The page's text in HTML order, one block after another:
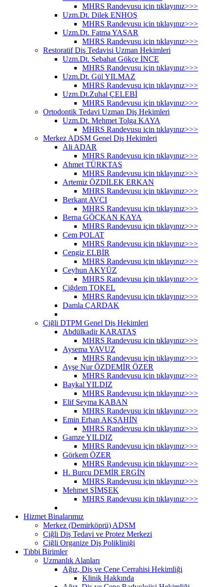
MHRS Randevusu için tıklayınız>>>
Uzm.Dt. Dilek ENHOŞ
MHRS Randevusu için tıklayınız>>>
Uzm.Dt. Fatma YAŞAR
MHRS Randevusu için tıklayınız>>>
Restoratif Diş Tedavisi Uzman Hekimleri
Uzm.Dt. Sebahat Gökçe İNCE
MHRS Randevusu için tıklayınız>>>
Uzm.Dt. Gül YILMAZ
MHRS Randevusu için tıklayınız>>>
Uzm.Dt.Zuhal ÇELEBİ
MHRS Randevusu için tıklayınız>>>
Ortodontik Tedavi Uzman Diş Hekimleri
Uzm.Dt. Mehmet Tolga KAYA
MHRS Randevusu için tıklayınız>>>
Merkez ADSM Genel Diş Hekimleri
Ali ADAR
MHRS Randevusu için tıklayınız>>>
Ahmet TÜRKTAŞ
MHRS Randevusu için tıklayınız>>>
Artemiz ÖZDİLEK ERKAN
MHRS Randevusu için tıklayınız>>>
Berkant AVCI
MHRS Randevusu için tıklayınız>>>
Berna GÖÇKAN KAYA
MHRS Randevusu için tıklayınız>>>
Cem POLAT
MHRS Randevusu için tıklayınız>>>
Cengiz ELBİR
MHRS Randevusu için tıklayınız>>>
Ceyhun AKYÜZ
MHRS Randevusu için tıklayınız>>>
Çiğdem TOKEL
MHRS Randevusu için tıklayınız>>>
Damla ÇARDAK
Çiğli DTPM Genel Diş Hekimleri
Abdülkadir KARATAŞ
MHRS Randevusu için tıklayınız>>>
Aysema YAVUZ
MHRS Randevusu için tıklayınız>>>
Ayşe Nur ÖZDEMİR ÖZER
MHRS Randevusu için tıklayınız>>>
Baykal YILDIZ
MHRS Randevusu için tıklayınız>>>
Elif Şeyma KABAN
MHRS Randevusu için tıklayınız>>>
Emin Erhan AKŞAHİN
MHRS Randevusu için tıklayınız>>>
Gamze YILDIZ
MHRS Randevusu için tıklayınız>>>
Görkem ÖZER
MHRS Randevusu için tıklayınız>>>
H. Burcu DEMİR ERGİN
MHRS Randevusu için tıklayınız>>>
Mehmet ŞİMŞEK
MHRS Randevusu için tıklayınız>>>
Hizmet Binalarımız
Merkez (Demirköprü) ADSM
Çiğli Diş Tedavi ve Protez Merkezi
Çiğli Organize Diş Polikliniği
Tıbbi Birimler
Uzmanlık Alanları
Ağız, Diş ve Çene Cerrahisi Hekimliği
Klinik Hakkında